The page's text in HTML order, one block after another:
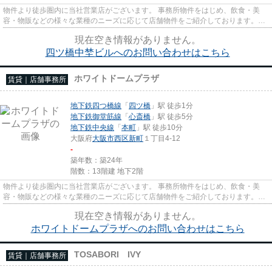
物件より徒歩圏内に当社営業店がございます。 事務所物件をはじめ、飲食・美
容・物販などの様々な業種のニーズに応じて店舗物件をご紹介しております。
尚、弊社ではおとり広告は一切...
現在空き情報がありません。
四ツ橋中埜ビルへのお問い合わせはこちら
賃貸｜店舗事務所 ホワイトドームプラザ
地下鉄四つ橋線 「四ツ橋 」駅 徒歩1分
地下鉄御堂筋線 「心斎橋 」駅 徒歩5分
地下鉄中央線 「本町 」駅 徒歩10分
大阪府大阪市西区新町 １丁目4-12
-
築年数：築24年
階数：13階建 地下2階
物件より徒歩圏内に当社営業店がございます。 事務所物件をはじめ、飲食・美
容・物販などの様々な業種のニーズに応じて店舗物件をご紹介しております。
尚、弊社ではおとり広告は一切...
現在空き情報がありません。
ホワイトドームプラザへのお問い合わせはこちら
賃貸｜店舗事務所 TOSABORI IVY